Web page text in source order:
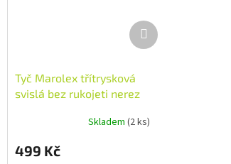
Tyč Marolex třítrysková
svislá bez rukojeti nerez
Skladem (2 ks)
499 Kč
Další
produkt